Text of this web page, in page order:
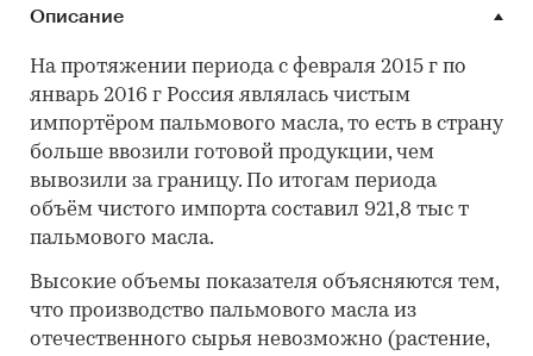
Описание
На протяжении периода с февраля 2015 г по
январь 2016 г Россия являлась чистым
импортёром пальмового масла, то есть в страну
больше ввозили готовой продукции, чем
вывозили за границу. По итогам периода
объём чистого импорта составил 921,8 тыс т
пальмового масла.
Высокие объемы показателя объясняются тем,
что производство пальмового масла из
отечественного сырья невозможно (растение,